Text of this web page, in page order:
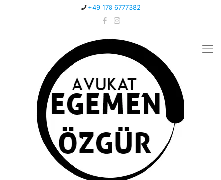
+49 178 6777382